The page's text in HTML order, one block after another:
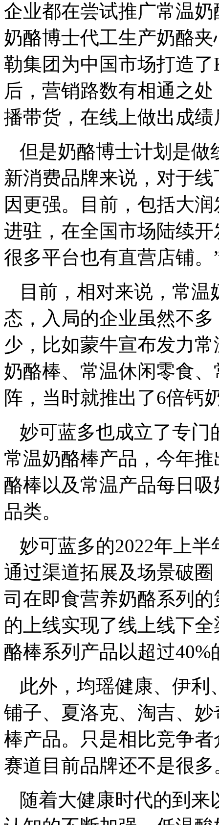
企业都在尝试推广常温
奶酪博士代工生产奶酪
勒集团为中国市场打造
后，营销路数有相通之
播带货，在线上做出成
但是奶酪博士计划是做
新消费品牌来说，对于
因更强。目前，包括大
进驻，在全国市场陆续
很多平台也有直营店铺。
目前，相对来说，常
态，入局的企业虽然不
少，比如蒙牛宣布发力
奶酪棒、常温休闲零食
阵，当时就推出了6倍钙
妙可蓝多也成立了专门
常温奶酪棒产品，今年
酪棒以及常温产品每日
品类。
妙可蓝多的2022年上
通过渠道拓展及场景破
司在即食营养奶酪系列
的上线实现了线上线下
酪棒系列产品以超过
此外，均瑶健康、伊
铺子、夏洛克、淘吉、
棒产品。只是相比竞争
赛道目前品牌还不是很多
随着大健康时代的到